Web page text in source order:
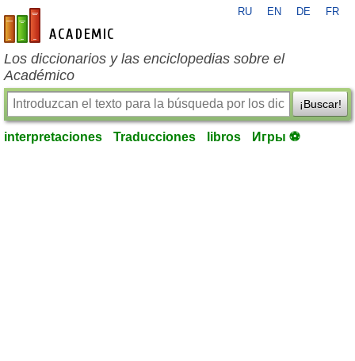
es-academic.com
RU EN DE FR
Los diccionarios y las enciclopedias sobre el
Académico
¡Buscar!
interpretaciones Traducciones libros Игры ⚽